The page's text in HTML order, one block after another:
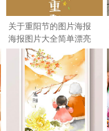
关于重阳节的图片海报
海报图片大全简单漂亮